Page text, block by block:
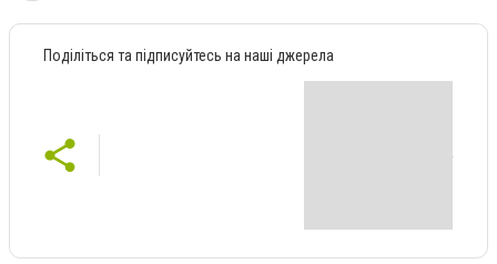
Поділіться та підписуйтесь на наші джерела